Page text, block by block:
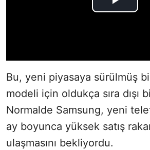
Bu, yeni piyasaya sürülmüş
modeli için oldukça sıra dışı
Normalde Samsung, yeni
ay boyunca yüksek satış
ulaşmasını bekliyordu.